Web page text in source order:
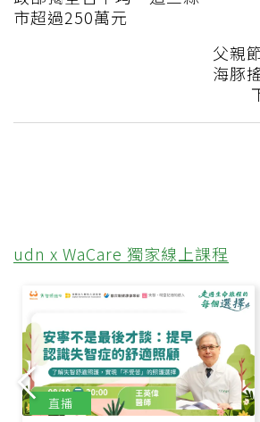
市超過250萬元
父親
海豚
udn x WaCare 獨家線上課程
直播